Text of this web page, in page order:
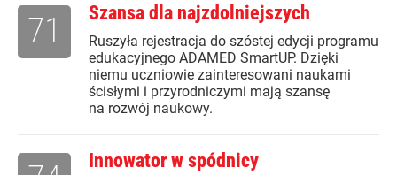
Szansa dla najzdolniejszych
Ruszyła rejestracja do szóstej edycji programu
edukacyjnego ADAMED SmartUP. Dzięki
niemu uczniowie zainteresowani naukami
ścisłymi i przyrodniczymi mają szansę
na rozwój naukowy.
71
Innowator w spódnicy